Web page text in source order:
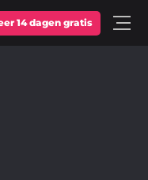
14 dagen gratis Open